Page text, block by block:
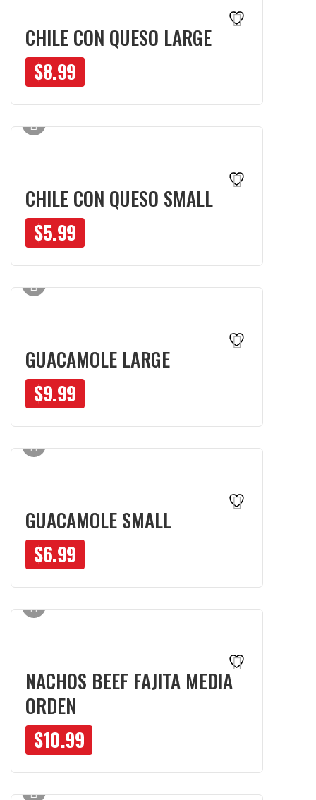
CHILE CON QUESO LARGE
$8.99
CHILE CON QUESO SMALL
$5.99
GUACAMOLE LARGE
$9.99
GUACAMOLE SMALL
$6.99
NACHOS BEEF FAJITA MEDIA
ORDEN
$10.99